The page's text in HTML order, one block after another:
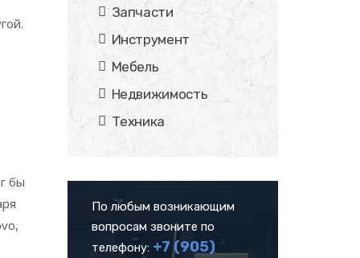
бы
Запчасти
Инструмент
Мебель
Недвижимость
Техника
По любым возникающим
вопросам звоните по
телефону: +7 (905)